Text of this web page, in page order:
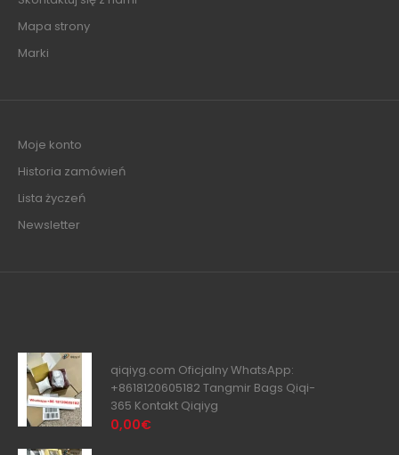
Mapa strony
Marki
Moje konto
Historia zamówień
Lista życzeń
Newsletter
qiqiyg.com Oficjalny WhatsApp:
+8618120605182 Tangmir Bags Qiqi-
365 Kontakt Qiqiyg
0,00€